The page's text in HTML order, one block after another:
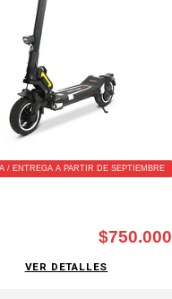
/ ENTREGA A PARTIR DE SEPTIEMBRE
$750.000
VER DETALLES